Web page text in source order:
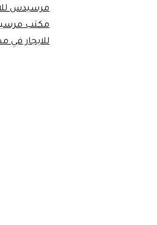
مرسيدس
مكتب
للايجار في